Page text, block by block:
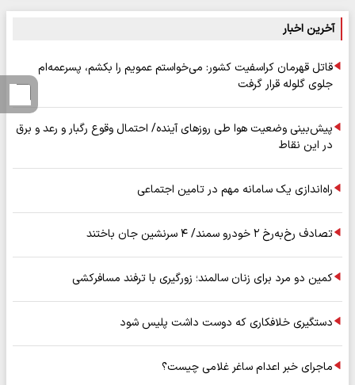
آخرین اخبار
قاتل قهرمان کراسفیت کشور: می‌خواستم عمویم را بکشم، پسرعمه‌ام
جلوی گلوله قرار گرفت
پیش‌بینی وضعیت هوا طی روزهای آینده/ احتمال وقوع رگبار و رعد و برق
در این نقاط
راه‌اندازی یک سامانه مهم در تامین اجتماعی
تصادف رخ‌به‌رخ ۲ خودرو سمند/ ۴ سرنشین جان باختند
کمین دو مرد برای زنان سالمند؛ زورگیری با ترفند مسافرکشی
دستگیری خلافکاری که دوست داشت پلیس شود
ماجرای خبر اعدام ساغر غلامی چیست؟